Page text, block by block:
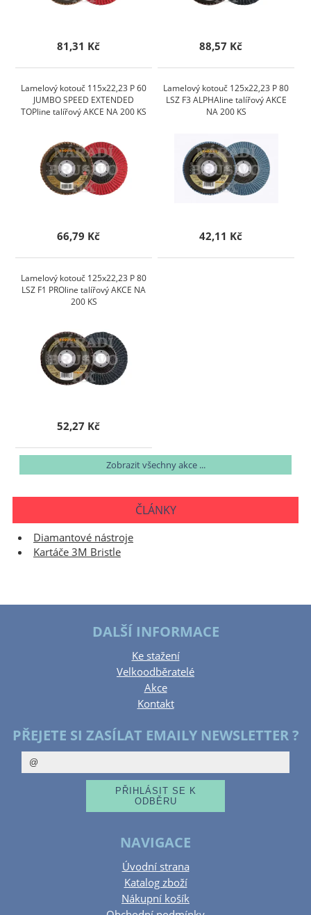
81,31 Kč 88,57 Kč
Lamelový kotouč 115x22,23 P 60
JUMBO SPEED EXTENDED
TOPline talířový AKCE NA 200 KS
66,79 Kč
Lamelový kotouč 125x22,23 P 80
LSZ F3 ALPHAline talířový AKCE
NA 200 KS
42,11 Kč
Lamelový kotouč 125x22,23 P 80
LSZ F1 PROline talířový AKCE NA
200 KS
52,27 Kč
Zobrazit všechny akce ...
ČLÁNKY
Diamantové nástroje
Kartáče 3M Bristle
DALŠÍ INFORMACE
Ke stažení
Velkoodběratelé
Akce
Kontakt
PŘEJETE SI ZASÍLAT EMAILY NEWSLETTER ?
NAVIGACE
Úvodní strana
Katalog zboží
Nákupní košík